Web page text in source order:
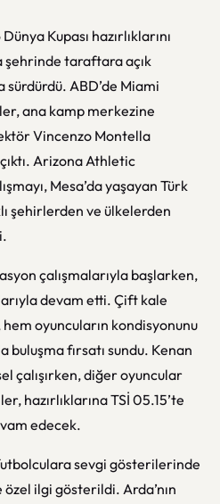
Kupası hazırlıklarını
taraftara açık
ABD’de Miami
ana kamp merkezine
Vincenzo Montella
Arizona Athletic
Mesa’da yaşayan Türk
şehirlerden ve ülkelerden
çalışmalarıyla başlarken,
devam etti. Çift kale
oyuncuların kondisyonunu
fırsatı sundu. Kenan
çalışırken, diğer oyuncular
hazırlıklarına TSİ 05.15’te
edecek.
sevgi gösterilerinde
ilgi gösterildi. Arda’nın